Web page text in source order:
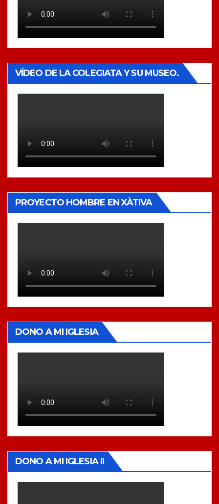
VÍDEO DE LA COLEGIATA Y SU MUSEO.
PROYECTO HOMBRE EN XÀTIVA
DONO A MI IGLESIA
DONO A MI IGLESIA II